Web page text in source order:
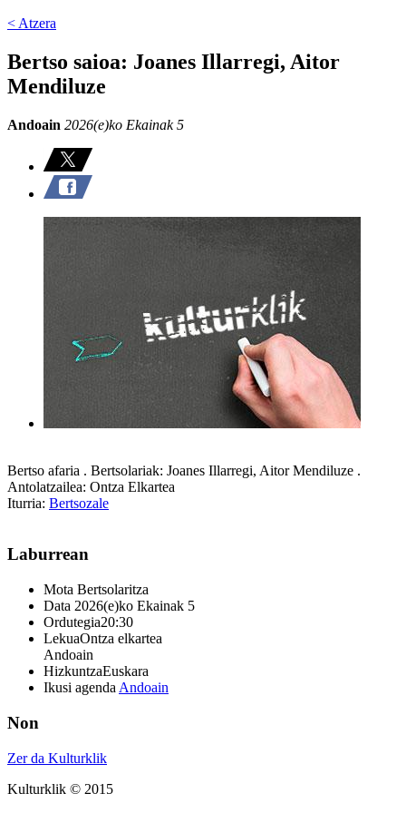
< Atzera
Bertso saioa: Joanes Illarregi, Aitor
Mendiluze
Andoain 2026(e)ko Ekainak 5
Bertso afaria . Bertsolariak: Joanes Illarregi, Aitor Mendiluze .
Antolatzailea: Ontza Elkartea
Iturria: Bertsozale
Laburrean
Mota Bertsolaritza
Data 2026(e)ko Ekainak 5
Ordutegia20:30
LekuaOntza elkartea
Andoain
HizkuntzaEuskara
Ikusi agenda Andoain
Non
Zer da Kulturklik
Kulturklik © 2015